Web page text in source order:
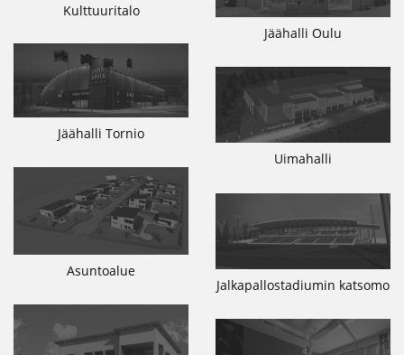
Kulttuuritalo
Jäähalli Oulu
Jäähalli Tornio
Uimahalli
Asuntoalue
Jalkapallostadiumin katsomo